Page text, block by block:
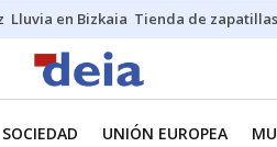
Lluvia en Bizkaia Tienda de zapatillas
SOCIEDAD UNIÓN EUROPEA